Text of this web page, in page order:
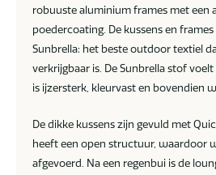
robuuste aluminium frames met een
poedercoating. De kussens en
Sunbrella: het beste outdoor textiel
verkrijgbaar is. De Sunbrella stof voelt
is ijzersterk, kleurvast en bovendien
De dikke kussens zijn gevuld met
heeft een open structuur, waardoor
afgevoerd. Na een regenbui is de